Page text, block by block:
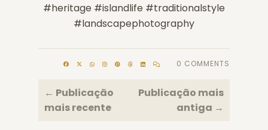
#heritage #islandlife #traditionalstyle
#landscapephotography
0 COMMENTS
← Publicação
mais recente
Publicação mais
antiga →